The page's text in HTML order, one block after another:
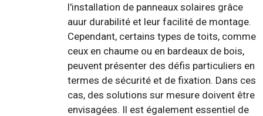
l'installation de panneaux solaires grâce
auur durabilité et leur facilité de montage.
Cependant, certains types de toits, comme
ceux en chaume ou en bardeaux de bois,
peuvent présenter des défis particuliers en
termes de sécurité et de fixation. Dans ces
cas, des solutions sur mesure doivent être
envisagées. Il est également essentiel de